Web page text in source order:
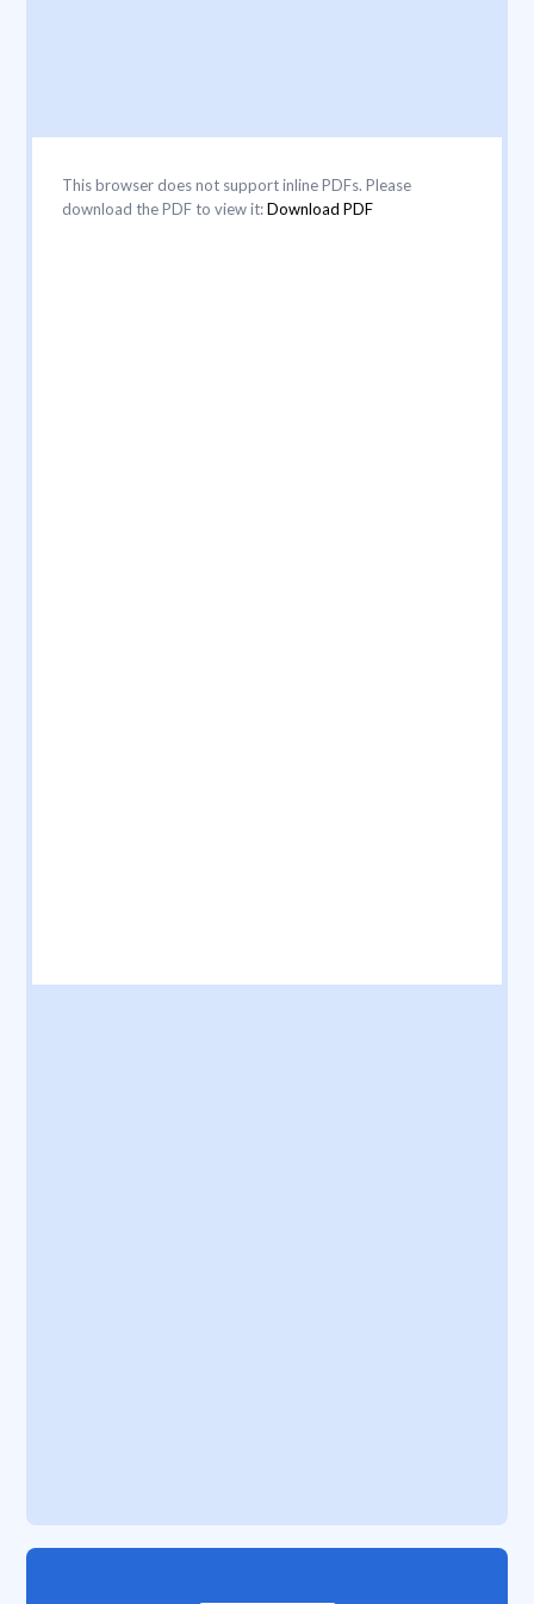
This browser does not support inline PDFs. Please
download the PDF to view it:Download PDF